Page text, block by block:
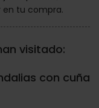
en tu compra.
visitado:
con cuña